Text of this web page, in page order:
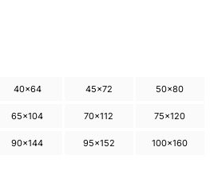
40×64 45×72 50×80
65×104 70×112 75×120
90×144 95×152 100×160